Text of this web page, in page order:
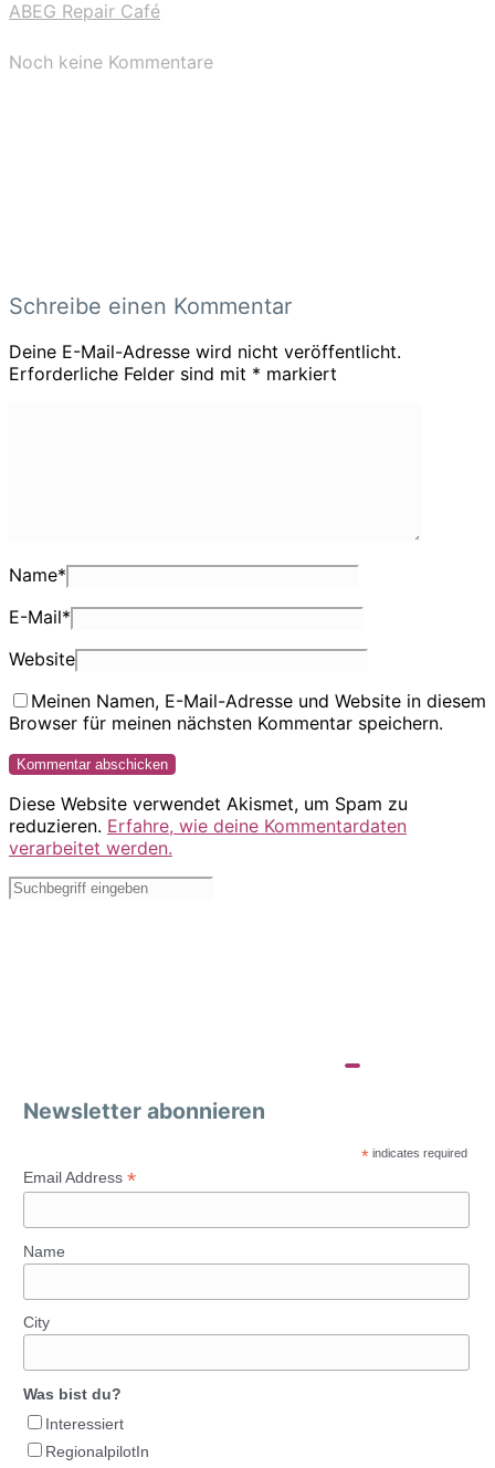
ABEG Repair Café
Noch keine Kommentare
Schreibe einen Kommentar
Deine E-Mail-Adresse wird nicht veröffentlicht.
Erforderliche Felder sind mit * markiert
Name*
E-Mail*
Website
Meinen Namen, E-Mail-Adresse und Website in diesem
Browser für meinen nächsten Kommentar speichern.
Diese Website verwendet Akismet, um Spam zu
reduzieren. Erfahre, wie deine Kommentardaten
verarbeitet werden.
Newsletter abonnieren
* indicates required
Email Address *
Name
City
Was bist du?
Interessiert
RegionalpilotIn